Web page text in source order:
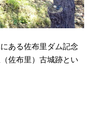
ある佐布里ダム記念
佐布里）古城跡とい